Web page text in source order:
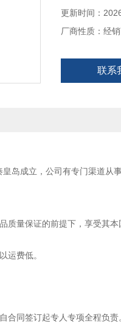
更新时间：
厂商性质：经
联系
岛成立，公司有专门渠道从
保证的前提下，享受其本
费低。
同签订起专人专项全程负责